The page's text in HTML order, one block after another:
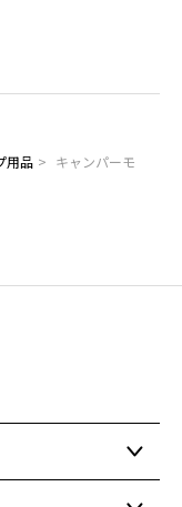
用品 > キャンパーモ